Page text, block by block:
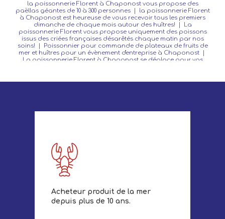
la poissonnerie Florent à Chaponost vous propose des
paëllas géantes de 10 à 300 personnes|
la poissonnerie Florent
à Chaponost est heureuse de vous recevoir tous les premiers
dimanche de chaque mois autour des huîtres!
La
poissonnerie Florent vous propose uniquement des poissons
issus des criées françaises désarêtés chaque matin par nos
soins!
Poissonnier pour commande de plateaux de fruits de
mer et huîtres pour un évènement d'entreprise à Chaponost
La poissonnerie Florent à Chaponost se déplace pour vos
évènement festif à Chaponost
Acheteur produit de la mer
depuis plus de 10 ans.